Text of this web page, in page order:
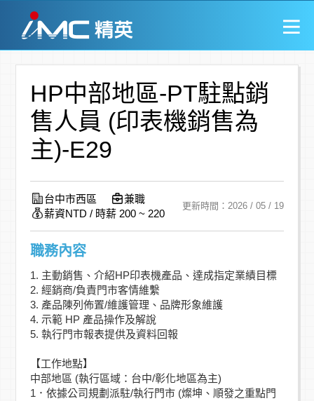
HP中部地區-PT駐點銷
售人員 (印表機銷售為
主)-E29
台中市西區
兼職
薪資NTD / 時薪 200 ~ 220
更新時間：2026 / 05 / 19
職務內容
1. 主動銷售、介紹HP印表機產品、達成指定業績目標
2. 經銷商/負責門市客情維繫
3. 產品陳列佈置/維護管理、品牌形象維護
4. 示範 HP 產品操作及解說
5. 執行門市報表提供及資料回報
【工作地點】
中部地區 (執行區域：台中/彰化地區為主)
1．依據公司規劃派駐/執行門市 (燦坤、順發之重點門